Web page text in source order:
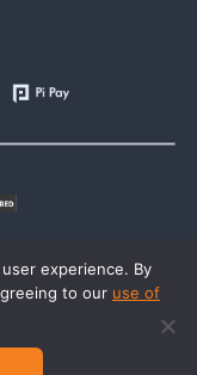
experience. By
to our use of